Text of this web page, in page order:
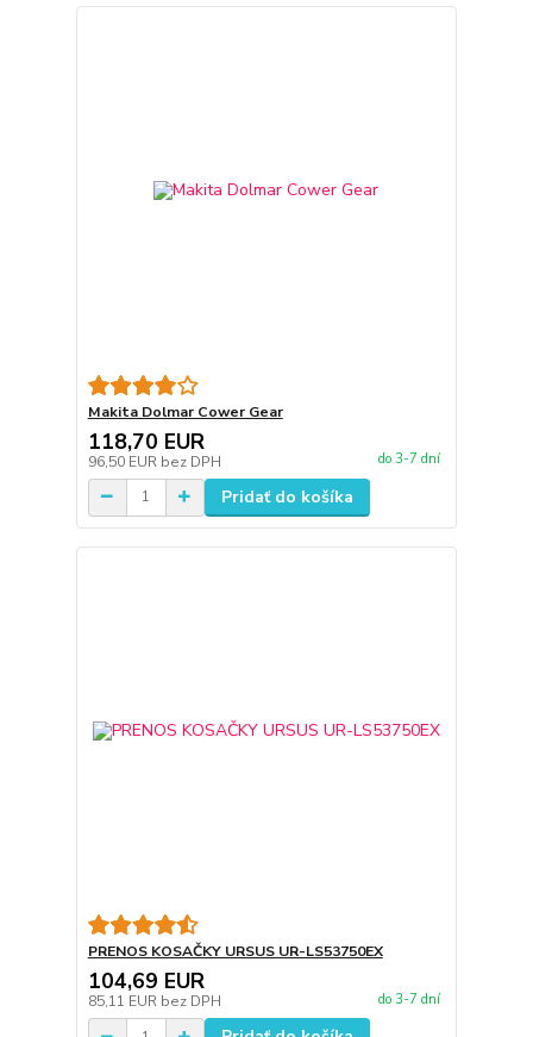
Makita Dolmar Cower Gear
118,70 EUR
96,50 EUR bez DPH do 3-7 dní
Pridať do košíka
PRENOS KOSAČKY URSUS UR-LS53750EX
104,69 EUR
85,11 EUR bez DPH do 3-7 dní